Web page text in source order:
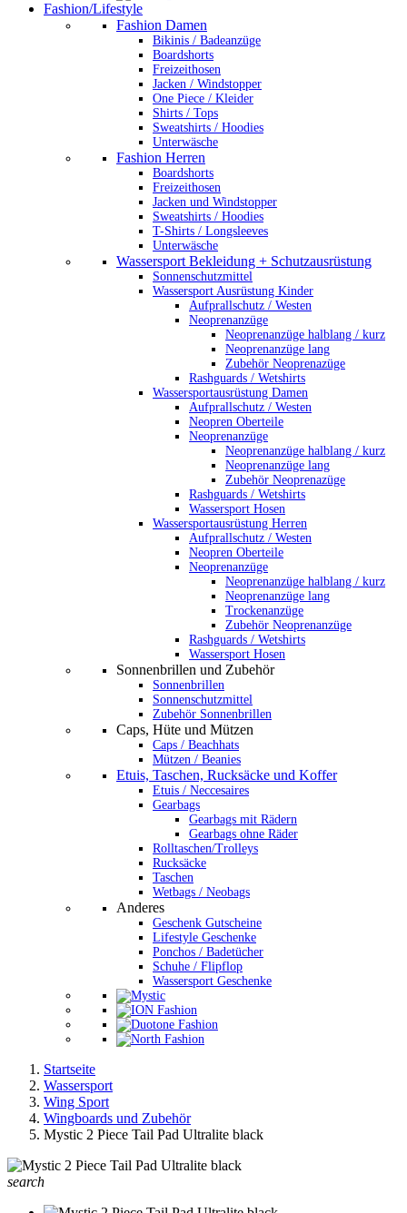
Fashion/Lifestyle
Fashion Damen
Bikinis / Badeanzüge
Boardshorts
Freizeithosen
Jacken / Windstopper
One Piece / Kleider
Shirts / Tops
Sweatshirts / Hoodies
Unterwäsche
Fashion Herren
Boardshorts
Freizeithosen
Jacken und Windstopper
Sweatshirts / Hoodies
T-Shirts / Longsleeves
Unterwäsche
Wassersport Bekleidung + Schutzausrüstung
Sonnenschutzmittel
Wassersport Ausrüstung Kinder
Aufprallschutz / Westen
Neoprenanzüge
Neoprenanzüge halblang / kurz
Neoprenanzüge lang
Zubehör Neoprenazüge
Rashguards / Wetshirts
Wassersportausrüstung Damen
Aufprallschutz / Westen
Neopren Oberteile
Neoprenanzüge
Neoprenanzüge halblang / kurz
Neoprenanzüge lang
Zubehör Neoprenazüge
Rashguards / Wetshirts
Wassersport Hosen
Wassersportausrüstung Herren
Aufprallschutz / Westen
Neopren Oberteile
Neoprenanzüge
Neoprenanzüge halblang / kurz
Neoprenanzüge lang
Trockenanzüge
Zubehör Neoprenanzüge
Rashguards / Wetshirts
Wassersport Hosen
Sonnenbrillen und Zubehör
Sonnenbrillen
Sonnenschutzmittel
Zubehör Sonnenbrillen
Caps, Hüte und Mützen
Caps / Beachhats
Mützen / Beanies
Etuis, Taschen, Rucksäcke und Koffer
Etuis / Neccesaires
Gearbags
Gearbags mit Rädern
Gearbags ohne Räder
Rolltaschen/Trolleys
Rucksäcke
Taschen
Wetbags / Neobags
Anderes
Geschenk Gutscheine
Lifestyle Geschenke
Ponchos / Badetücher
Schuhe / Flipflop
Wassersport Geschenke
Startseite
Wassersport
Wing Sport
Wingboards und Zubehör
Mystic 2 Piece Tail Pad Ultralite black
search